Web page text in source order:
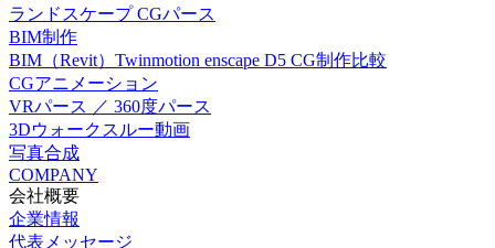
ランドスケープ CGパース
BIM制作
BIM（Revit）Twinmotion enscape D5 CG制作比較
CGアニメーション
VRパース ／ 360度パース
3Dウォークスルー動画
写真合成
COMPANY
会社概要
企業情報
代表メッセージ